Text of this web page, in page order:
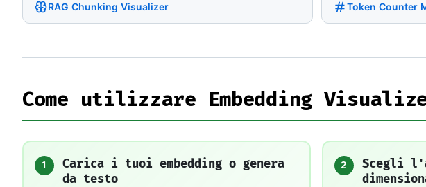
RAG Chunking Visualizer Token Counter
Come utilizzare Embedding
1
Carica i tuoi embedding o genera
da testo
2
Scegli